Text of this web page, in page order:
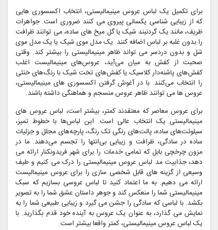
برای تکمیل یک لباس عروس مینیمالیستی، انتخاب اکسسوری هایی
که از زیبایی شناسی یکسانی پیروی می کنند ضروری است. جواهرات
ظریف، مانند یک گردنبند شیک یا گل میخ های ساده، می توانند ظرافت
را بدون غلبه بر لباس اضافه کنند. یک مدل موی شیک یا یک مدل موی
شل و بدون دردسر می تواند ظاهر مینیمالیستی را بیشتر کند. وقتی
صحبت از کفش به میان می‌آید، عروس‌های مینیمالیست اغلب
کفش‌های پاشنه‌دار کلاسیک یا کفش‌های تخت شیک با رنگ‌های خنثی
را انتخاب می‌کنند. با در آغوش گرفتن اکسسوری های مینیمالیستی،
عروس ها می توانند ظاهر عروس منسجم و هماهنگی داشته باشند.
برای عروس معاصر که معتقدند کمتر، بیشتر است، لباس عروس های
مینیمالیستی یک انتخاب عالی است. این لباس‌ها با خطوط تمیز،
سیلوئت‌های ساده، پالت‌های رنگی تک رنگ، پارچه‌های مجلل و جزئیات
ساده در سادگی، ظرافت و زیبایی بی‌انتها را تجسم می‌دهند. ما در
مزون چرخچی بابل که تمامی خدمات را برای شهر فریدونکنار ارائه می
دهد، جذابیت مد لباس عروس مینیمالیستی را درک می کنیم و طیف
وسیعی از گزینه های قابل شخصی سازی را برای عروس مینیمالیست
ارائه می دهیم. به ما اعتماد کنید تا لباس عروسی بسازیم که سبک
مینیمالیستی شما را منعکس کند و جوهر داستان عشق شما را به تصویر
بکشد. با لباسی که سادگی را جشن می گیرد و زیبایی طبیعی شما را به
نمایش می گذارد، به عنوان یک عروس به آینده خود قدم بگذارید. با
یک لباس عروس مینیمالیستی، کمتر واقعا بیشتر است.